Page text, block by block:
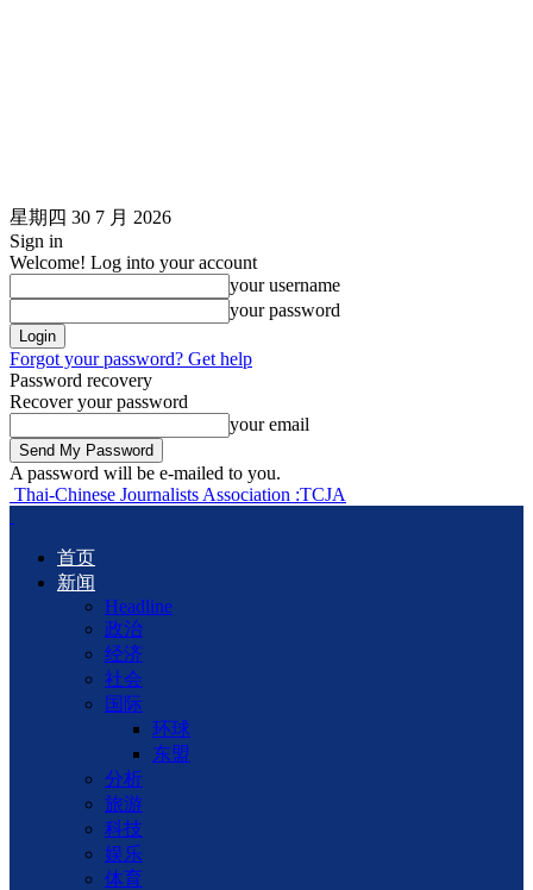
星期四 30 7 月 2026
Sign in
Welcome! Log into your account
your username
your password
Forgot your password? Get help
Password recovery
Recover your password
your email
A password will be e-mailed to you.
Thai-Chinese Journalists Association :TCJA
首页
新闻
Headline
政治
经济
社会
国际
环球
东盟
分析
旅游
科技
娱乐
体育